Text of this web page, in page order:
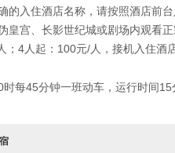
入住酒店名称，请按照酒店前台
宫、长影世纪城或剧场内观看正
； 4人起： 100元/人，接机入住酒
时每45分钟一班动车，运行时间15